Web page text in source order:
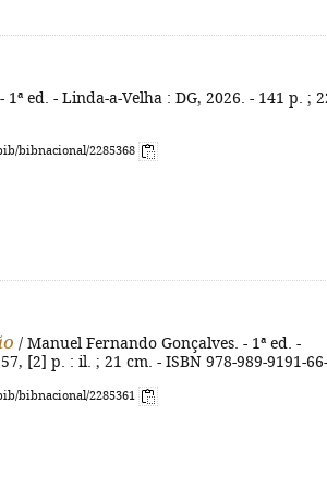
1ª ed. - Linda-a-Velha : DG, 2026. - 141 p. ;
bibnacional/2285368
/ Manuel Fernando Gonçalves. - 1ª ed. -
[2] p. : il. ; 21 cm. - ISBN 978-989-9191-
bibnacional/2285361